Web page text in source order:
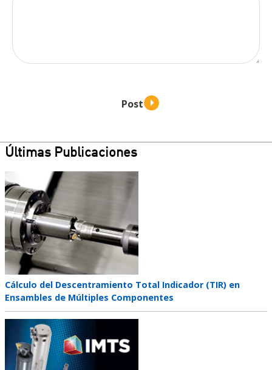
Últimas Publicaciones
Teaser
image
Teaser
title
Cálculo del Descentramiento Total Indicador (TIR) en
Ensambles de Múltiples Componentes
Teaser
image